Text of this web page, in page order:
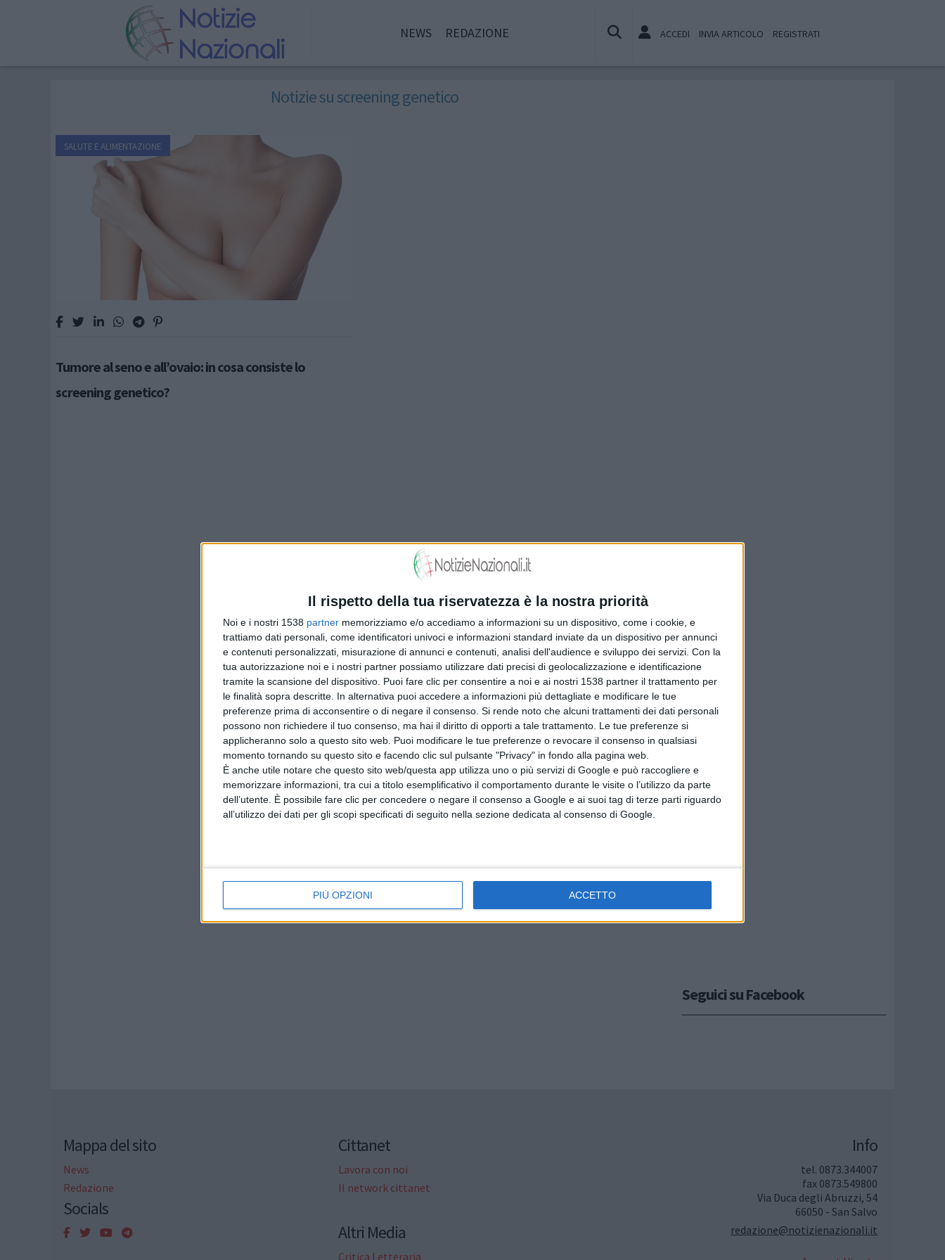
Il rispetto della tua riservatezza è la nostra priorità
Noi e i nostri 1538 partner memorizziamo e/o accediamo a informazioni su un dispositivo, come i cookie, e
trattiamo dati personali, come identificatori univoci e informazioni standard inviate da un dispositivo per annunci
e contenuti personalizzati, misurazione di annunci e contenuti, analisi dell'audience e sviluppo dei servizi. Con la
tua autorizzazione noi e i nostri partner possiamo utilizzare dati precisi di geolocalizzazione e identificazione
tramite la scansione del dispositivo. Puoi fare clic per consentire a noi e ai nostri 1538 partner il trattamento per
le finalità sopra descritte. In alternativa puoi accedere a informazioni più dettagliate e modificare le tue
preferenze prima di acconsentire o di negare il consenso. Si rende noto che alcuni trattamenti dei dati personali
possono non richiedere il tuo consenso, ma hai il diritto di opporti a tale trattamento. Le tue preferenze si
applicheranno solo a questo sito web. Puoi modificare le tue preferenze o revocare il consenso in qualsiasi
momento tornando su questo sito e facendo clic sul pulsante "Privacy" in fondo alla pagina web.
È anche utile notare che questo sito web/questa app utilizza uno o più servizi di Google e può raccogliere e
memorizzare informazioni, tra cui a titolo esemplificativo il comportamento durante le visite o l’utilizzo da parte
dell’utente. È possibile fare clic per concedere o negare il consenso a Google e ai suoi tag di terze parti riguardo
all’utilizzo dei dati per gli scopi specificati di seguito nella sezione dedicata al consenso di Google.
PIÙ OPZIONI ACCETTO
NEWS REDAZIONE ACCEDI INVIA ARTICOLO REGISTRATI
Notizie su screening genetico
SALUTE E ALIMENTAZIONE
Tumore al seno e all’ovaio: in cosa consiste lo
screening genetico?
Seguici su Facebook
Mappa del sito
News
Redazione
Socials
Cittanet
Lavora con noi
Il network cittanet
Altri Media
Critica Letteraria
Info
tel. 0873.344007
fax 0873.549800
Via Duca degli Abruzzi, 54
66050 - San Salvo
redazione@notizienazionali.it